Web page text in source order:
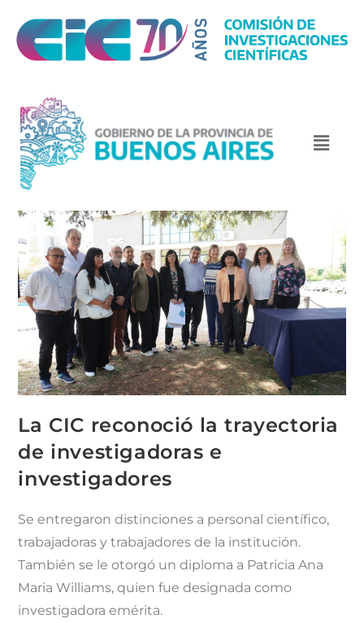
La CIC reconoció la trayectoria
de investigadoras e
investigadores
Se entregaron distinciones a personal científico,
trabajadoras y trabajadores de la institución.
También se le otorgó un diploma a Patricia Ana
Maria Williams, quien fue designada como
investigadora emérita.